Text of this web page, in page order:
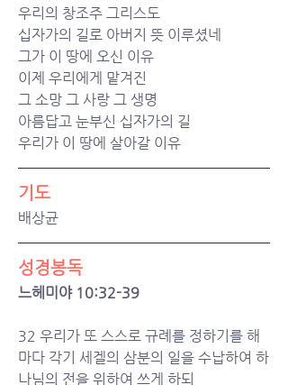
우리의 창조주 그리스도
십자가의 길로 아버지 뜻 이루셨네
그가 이 땅에 오신 이유
이제 우리에게 맡겨진
그 소망 그 사랑 그 생명
아름답고 눈부신 십자가의 길
우리가 이 땅에 살아갈 이유
기도
배상균
성경봉독
느헤미야 10:32-39
32 우리가 또 스스로 규례를 정하기를 해
마다 각기 세겔의 삼분의 일을 수납하여 하
나님의 전을 위하여 쓰게 하되